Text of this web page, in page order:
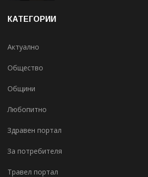
КАТЕГОРИИ
Актуално
Общество
Общини
Любопитно
Здравен портал
За потребителя
Травел портал